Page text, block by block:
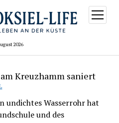
2026
Menü
öffnen
Kreuzhamm saniert
undichtes Wasserrohr hat
und des